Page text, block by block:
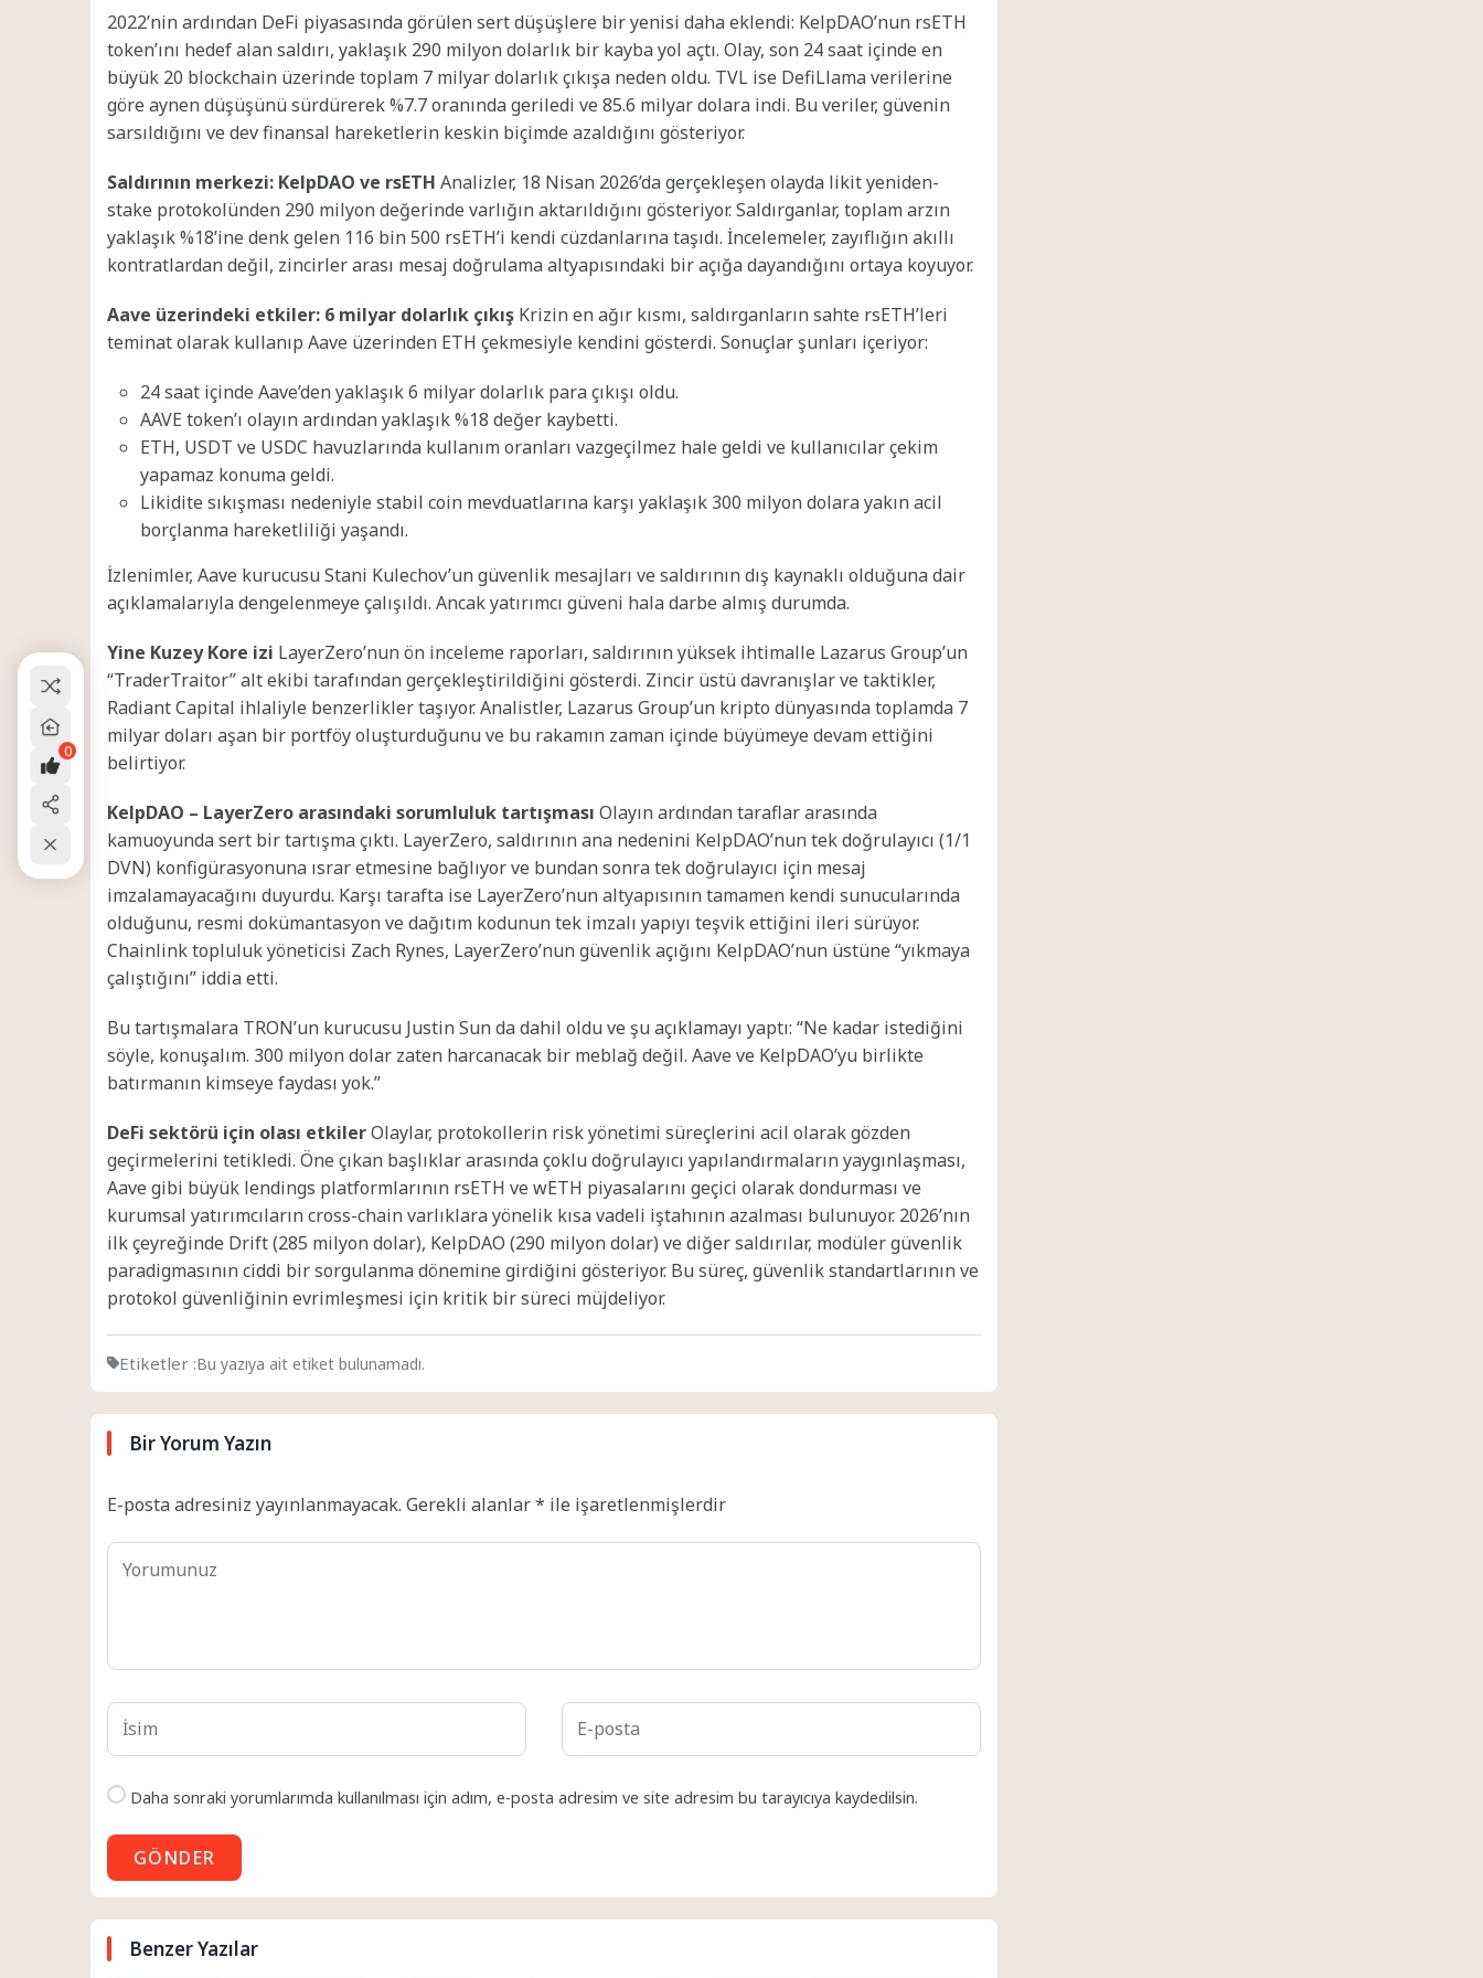
2022’nin ardından DeFi piyasasında görülen sert düşüşlere bir yenisi daha eklendi: KelpDAO’nun rsETH
token’ını hedef alan saldırı, yaklaşık 290 milyon dolarlık bir kayba yol açtı. Olay, son 24 saat içinde en
büyük 20 blockchain üzerinde toplam 7 milyar dolarlık çıkışa neden oldu. TVL ise DefiLlama verilerine
göre aynen düşüşünü sürdürerek %7.7 oranında geriledi ve 85.6 milyar dolara indi. Bu veriler, güvenin
sarsıldığını ve dev finansal hareketlerin keskin biçimde azaldığını gösteriyor.
Saldırının merkezi: KelpDAO ve rsETH Analizler, 18 Nisan 2026’da gerçekleşen olayda likit yeniden-
stake protokolünden 290 milyon değerinde varlığın aktarıldığını gösteriyor. Saldırganlar, toplam arzın
yaklaşık %18’ine denk gelen 116 bin 500 rsETH’i kendi cüzdanlarına taşıdı. İncelemeler, zayıflığın akıllı
kontratlardan değil, zincirler arası mesaj doğrulama altyapısındaki bir açığa dayandığını ortaya koyuyor.
Aave üzerindeki etkiler: 6 milyar dolarlık çıkış Krizin en ağır kısmı, saldırganların sahte rsETH’leri
teminat olarak kullanıp Aave üzerinden ETH çekmesiyle kendini gösterdi. Sonuçlar şunları içeriyor:
24 saat içinde Aave’den yaklaşık 6 milyar dolarlık para çıkışı oldu.
AAVE token’ı olayın ardından yaklaşık %18 değer kaybetti.
ETH, USDT ve USDC havuzlarında kullanım oranları vazgeçilmez hale geldi ve kullanıcılar çekim
yapamaz konuma geldi.
Likidite sıkışması nedeniyle stabil coin mevduatlarına karşı yaklaşık 300 milyon dolara yakın acil
borçlanma hareketliliği yaşandı.
İzlenimler, Aave kurucusu Stani Kulechov’un güvenlik mesajları ve saldırının dış kaynaklı olduğuna dair
açıklamalarıyla dengelenmeye çalışıldı. Ancak yatırımcı güveni hala darbe almış durumda.
Yine Kuzey Kore izi LayerZero’nun ön inceleme raporları, saldırının yüksek ihtimalle Lazarus Group’un
“TraderTraitor” alt ekibi tarafından gerçekleştirildiğini gösterdi. Zincir üstü davranışlar ve taktikler,
Radiant Capital ihlaliyle benzerlikler taşıyor. Analistler, Lazarus Group’un kripto dünyasında toplamda 7
milyar doları aşan bir portföy oluşturduğunu ve bu rakamın zaman içinde büyümeye devam ettiğini
belirtiyor.
KelpDAO – LayerZero arasındaki sorumluluk tartışması Olayın ardından taraflar arasında
kamuoyunda sert bir tartışma çıktı. LayerZero, saldırının ana nedenini KelpDAO’nun tek doğrulayıcı (1/1
DVN) konfigürasyonuna ısrar etmesine bağlıyor ve bundan sonra tek doğrulayıcı için mesaj
imzalamayacağını duyurdu. Karşı tarafta ise LayerZero’nun altyapısının tamamen kendi sunucularında
olduğunu, resmi dokümantasyon ve dağıtım kodunun tek imzalı yapıyı teşvik ettiğini ileri sürüyor.
Chainlink topluluk yöneticisi Zach Rynes, LayerZero’nun güvenlik açığını KelpDAO’nun üstüne “yıkmaya
çalıştığını” iddia etti.
Bu tartışmalara TRON’un kurucusu Justin Sun da dahil oldu ve şu açıklamayı yaptı: “Ne kadar istediğini
söyle, konuşalım. 300 milyon dolar zaten harcanacak bir meblağ değil. Aave ve KelpDAO’yu birlikte
batırmanın kimseye faydası yok.”
DeFi sektörü için olası etkilerOlaylar, protokollerin risk yönetimi süreçlerini acil olarak gözden
geçirmelerini tetikledi. Öne çıkan başlıklar arasında çoklu doğrulayıcı yapılandırmaların yaygınlaşması,
Aave gibi büyük lendings platformlarının rsETH ve wETH piyasalarını geçici olarak dondurması ve
kurumsal yatırımcıların cross-chain varlıklara yönelik kısa vadeli iştahının azalması bulunuyor. 2026’nın
ilk çeyreğinde Drift (285 milyon dolar), KelpDAO (290 milyon dolar) ve diğer saldırılar, modüler güvenlik
paradigmasının ciddi bir sorgulanma dönemine girdiğini gösteriyor. Bu süreç, güvenlik standartlarının ve
protokol güvenliğinin evrimleşmesi için kritik bir süreci müjdeliyor.
Etiketler :Bu yazıya ait etiket bulunamadı.
Bir Yorum Yazın
E-posta adresiniz yayınlanmayacak. Gerekli alanlar* ile işaretlenmişlerdir
Daha sonraki yorumlarımda kullanılması için adım, e-posta adresim ve site adresim bu tarayıcıya kaydedilsin.
GÖNDER
Benzer Yazılar
0